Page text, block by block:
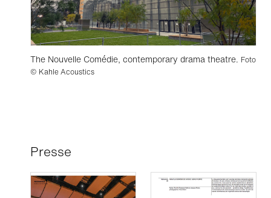
The Nouvelle Comédie, contemporary drama theatre. Foto
© Kahle Acoustics
Presse